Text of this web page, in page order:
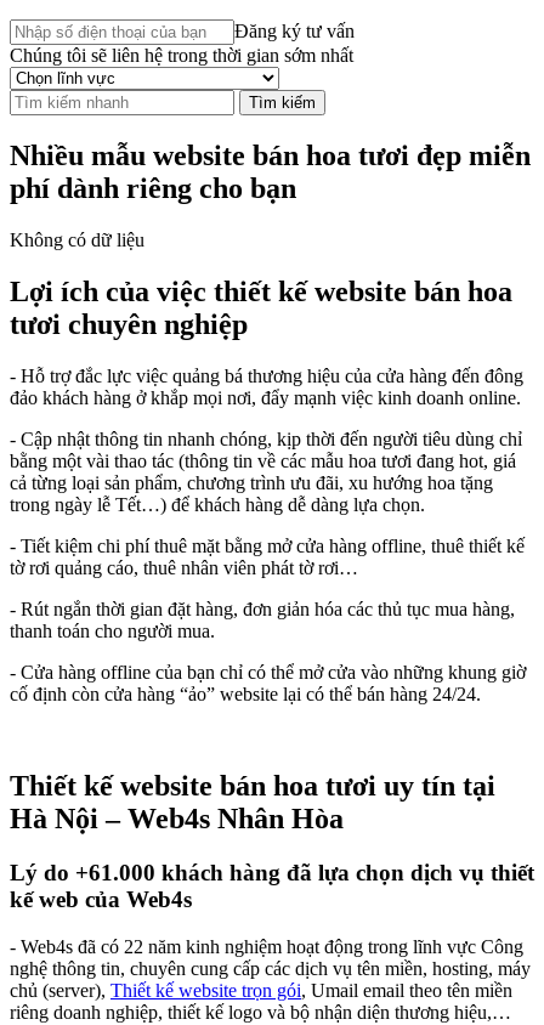
Đăng ký tư vấn
Chúng tôi sẽ liên hệ trong thời gian sớm nhất
Tìm kiếm
Nhiều mẫu website bán hoa tươi đẹp miễn
phí dành riêng cho bạn
Không có dữ liệu
Lợi ích của việc thiết kế website bán hoa
tươi chuyên nghiệp
- Hỗ trợ đắc lực việc quảng bá thương hiệu của cửa hàng đến đông
đảo khách hàng ở khắp mọi nơi, đẩy mạnh việc kinh doanh online.
- Cập nhật thông tin nhanh chóng, kịp thời đến người tiêu dùng chỉ
bằng một vài thao tác (thông tin về các mẫu hoa tươi đang hot, giá
cả từng loại sản phẩm, chương trình ưu đãi, xu hướng hoa tặng
trong ngày lễ Tết…) để khách hàng dễ dàng lựa chọn.
- Tiết kiệm chi phí thuê mặt bằng mở cửa hàng offline, thuê thiết kế
tờ rơi quảng cáo, thuê nhân viên phát tờ rơi…
- Rút ngắn thời gian đặt hàng, đơn giản hóa các thủ tục mua hàng,
thanh toán cho người mua.
- Cửa hàng offline của bạn chỉ có thể mở cửa vào những khung giờ
cố định còn cửa hàng “ảo” website lại có thể bán hàng 24/24.
Thiết kế website bán hoa tươi uy tín tại
Hà Nội – Web4s Nhân Hòa
Lý do +61.000 khách hàng đã lựa chọn dịch vụ thiết
kế web của Web4s
- Web4s đã có 22 năm kinh nghiệm hoạt động trong lĩnh vực Công
nghệ thông tin, chuyên cung cấp các dịch vụ tên miền, hosting, máy
chủ (server), Thiết kế website trọn gói, Umail email theo tên miền
riêng doanh nghiệp, thiết kế logo và bộ nhận diện thương hiệu,…